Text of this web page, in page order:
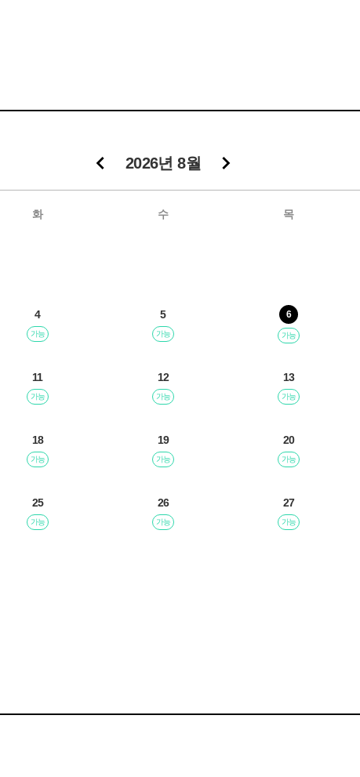
2026년 8월
화 수 목
4
가능
5
가능
6
가능
11
가능
12
가능
13
가능
18
가능
19
가능
20
가능
25
가능
26
가능
27
가능